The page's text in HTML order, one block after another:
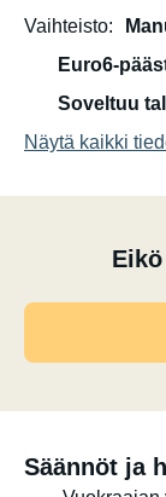
Vaihteisto
Euro6-
Soveltuu
Näytä kaikki
Säännöt ja